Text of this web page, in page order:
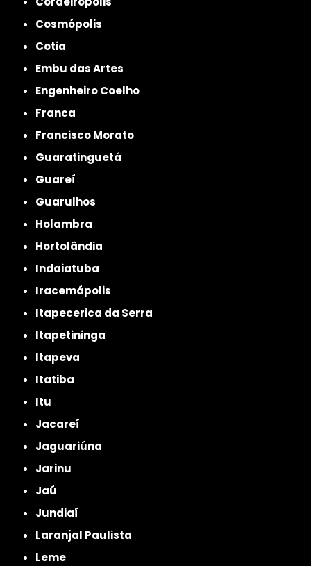
Cosmópolis
Cotia
Embu das Artes
Engenheiro Coelho
Franca
Francisco Morato
Guaratinguetá
Guareí
Guarulhos
Holambra
Hortolândia
Indaiatuba
Iracemápolis
Itapecerica da Serra
Itapetininga
Itapeva
Itatiba
Itu
Jacareí
Jaguariúna
Jarinu
Jaú
Jundiaí
Laranjal Paulista
Leme